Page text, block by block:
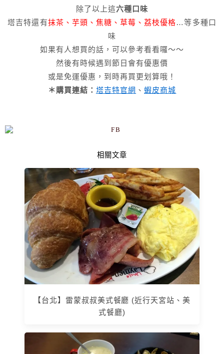
除了以上這六種口味
塔吉特還有抹茶、芋頭、焦糖、草莓 、荔枝優格…等多種口
味
如果有人想買的話，可以參考看看囉～～
然後有時候遇到節日會有優惠價
或是免運優惠，到時再買更划算哦！
＊購買連結： 塔吉特官網 、 蝦皮商城
相關文章
【台北】雷蒙叔叔美式餐廳 (近行天宮站、美
式餐廳)